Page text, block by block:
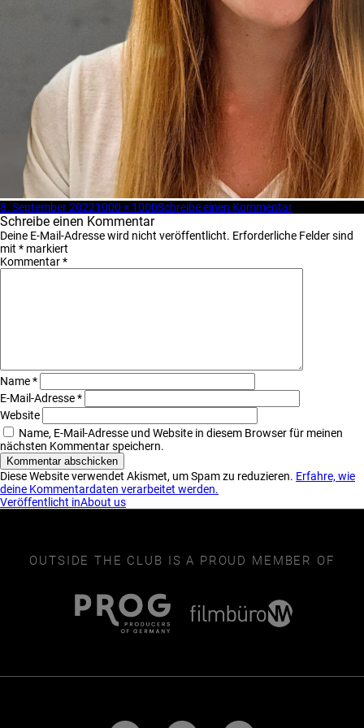
Veröffentlicht
am
8. September 2022Volle
Größe
1000 × 1000Schreibe einen Kommentarzu
Schreibe einen Kommentar
Deine E-Mail-Adresse wird nicht veröffentlicht. Erforderliche Felder sind
mit * markiert
Kommentar*
Name*
E-Mail-Adresse*
Website
Name, E-Mail-Adresse und Website in diesem Browser für meinen
nächsten Kommentar speichern.
Diese Website verwendet Akismet, um Spam zu reduzieren. Erfahre, wie
deine Kommentardaten verarbeitet werden.
Beitragsnavigation
Veröffentlicht inAbout us
OUTSIDE THE CLUB IS A PROUD MEMBER OF